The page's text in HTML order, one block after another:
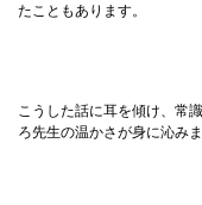
たこともあります。
こうした話に耳を傾け、常
ろ先生の温かさが身に沁みま